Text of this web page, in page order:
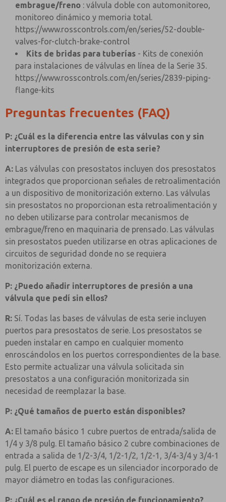
embrague/freno : válvula doble con automonitoreo,
monitoreo dinámico y memoria total.
https://www.rosscontrols.com/en/series/52-double-
valves-for-clutch-brake-control
Kits de bridas para tuberías - Kits de conexión
para instalaciones de válvulas en línea de la Serie 35.
https://www.rosscontrols.com/en/series/2839-piping-
flange-kits
Preguntas frecuentes (FAQ)
P: ¿Cuál es la diferencia entre las válvulas con y sin
interruptores de presión de esta serie?
A: Las válvulas con presostatos incluyen dos presostatos
integrados que proporcionan señales de retroalimentación
a un dispositivo de monitorización externo. Las válvulas
sin presostatos no proporcionan esta retroalimentación y
no deben utilizarse para controlar mecanismos de
embrague/freno en maquinaria de prensado. Las válvulas
sin presostatos pueden utilizarse en otras aplicaciones de
circuitos de seguridad donde no se requiera
monitorización externa.
P: ¿Puedo añadir interruptores de presión a una
válvula que pedí sin ellos?
R: Sí. Todas las bases de válvulas de esta serie incluyen
puertos para presostatos de serie. Los presostatos se
pueden instalar en campo en cualquier momento
enroscándolos en los puertos correspondientes de la base.
Esto permite actualizar una válvula solicitada sin
presostatos a una configuración monitorizada sin
necesidad de reemplazar la base.
P: ¿Qué tamaños de puerto están disponibles?
A: El tamaño básico 1 cubre puertos de entrada/salida de
1/4 y 3/8 pulg. El tamaño básico 2 cubre combinaciones de
entrada a salida de 1/2-3/4, 1/2-1/2, 1/2-1, 3/4-3/4 y 3/4-1
pulg. El puerto de escape es un silenciador incorporado de
mayor diámetro en todas las configuraciones.
P: ¿Cuál es el rango de presión de funcionamiento?